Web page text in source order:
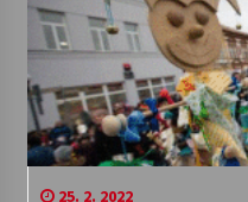
25. 2. 2022